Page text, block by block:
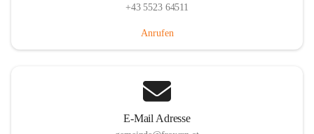
+43 5523 64511
Anrufen
E-Mail Adresse